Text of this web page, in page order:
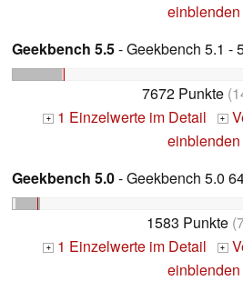
einblenden
Geekbench 5.5- Geekbench 5.1 -
7672 Punkte
+ 1 Einzelwerte im Detail +
einblenden
Geekbench 5.0- Geekbench 5.0
1583 Punkte
+ 1 Einzelwerte im Detail +
einblenden